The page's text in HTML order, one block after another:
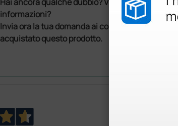
informazioni?
Invia ora la tua domanda ai colleghi che hanno già
acquistato questo prodotto.